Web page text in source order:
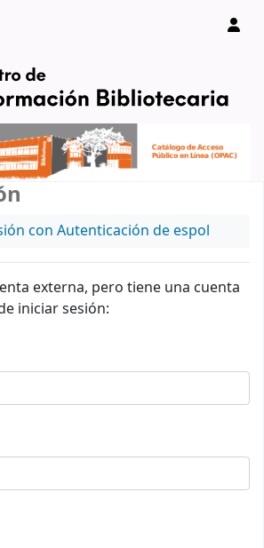
con Autenticación de espol
externa, pero tiene una cuenta
iniciar sesión: